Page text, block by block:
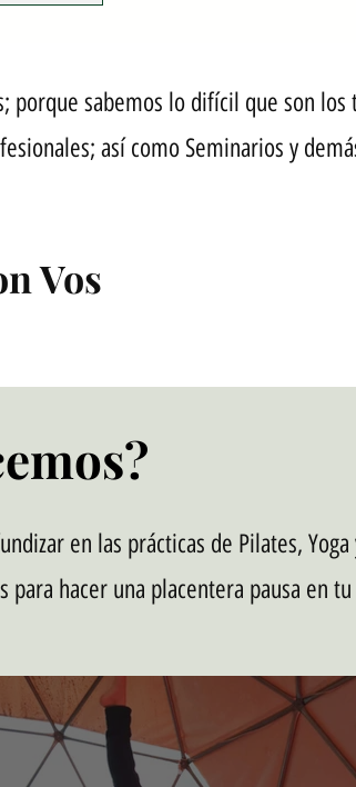
porque sabemos lo difícil que son los
así como Seminarios y
Vos
en las prácticas de Pilates,
hacer una placentera pausa en